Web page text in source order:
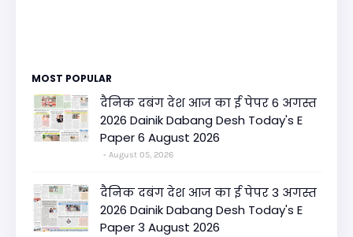
MOST POPULAR
दैनिक दबंग देश आज का ई पेपर 6 अगस्त
2026 Dainik Dabang Desh Today's E
Paper 6 August 2026
August 05, 2026
दैनिक दबंग देश आज का ई पेपर 3 अगस्त
2026 Dainik Dabang Desh Today's E
Paper 3 August 2026